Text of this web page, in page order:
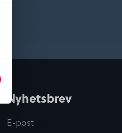
Nyhetsbrev
E-post